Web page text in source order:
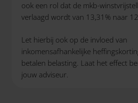
ook een rol dat de mkb-
verlaagd wordt van 13,31% naar
Let hierbij ook op de invloed van
inkomensafhankelijke
betalen belasting. Laat het effect
jouw adviseur.